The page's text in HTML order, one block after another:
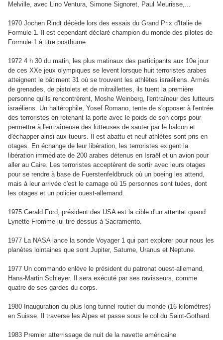
Melville, avec Lino Ventura, Simone Signoret, Paul Meurisse,...
1970 Jochen Rindt décède lors des essais du Grand Prix d'Italie de
Formule 1. Il est cependant déclaré champion du monde des pilotes de
Formule 1 à titre posthume.
1972 4 h 30 du matin, les plus matinaux des participants aux 10e jour
de ces XXe jeux olympiques se levent lorsque huit terroristes arabes
atteignent le bâtiment 31 où se trouvent les athlètes israéliens. Armés
de grenades, de pistolets et de mitraillettes, ils tuent la première
personne qu'ils rencontrèrent, Moshe Weinberg, l'entraîneur des lutteurs
israéliens. Un haltérophile, Yosef Romano, tente de s'opposer à l'entrée
des terroristes en retenant la porte avec le poids de son corps pour
permettre à l'entraîneuse des lutteuses de sauter par le balcon et
d'échapper ainsi aux tueurs. Il est abattu et neuf athlètes sont pris en
otages. En échange de leur libération, les terroristes exigent la
libération immédiate de 200 arabes détenus en Israël et un avion pour
aller au Caire. Les terroristes acceptèrent de sortir avec leurs otages
pour se rendre à base de Fuerstenfeldbruck où un boeing les attend,
mais à leur arrivée c'est le carnage où 15 personnes sont tuées, dont
les otages et un policier ouest-allemand.
1975 Gerald Ford, président des USA est la cible d'un attentat quand
Lynette Fromme lui tire dessus à Sacramento.
1977 La NASA lance la sonde Voyager 1 qui part explorer pour nous les
planètes lointaines que sont Jupiter, Saturne, Uranus et Neptune.
1977 Un commando enlève le président du patronat ouest-allemand,
Hans-Martin Schleyer. Il sera exécuté par ses ravisseurs, comme
quatre de ses gardes du corps.
1980 Inauguration du plus long tunnel routier du monde (16 kilomètres)
en Suisse. Il traverse les Alpes et passe sous le col du Saint-Gothard.
1983 Premier atterrissage de nuit de la navette américaine